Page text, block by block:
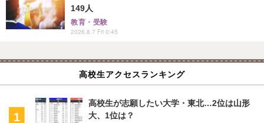
149人
教育・受験
2026.8.7 Fri 0:45
高校生アクセスランキング
高校生が志願したい大学・東北…2位は山形
大、1位は？